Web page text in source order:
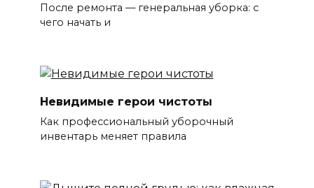
После ремонта — генеральная уборка: с
чего начать и
Невидимые герои чистоты
Как профессиональный уборочный
инвентарь меняет правила